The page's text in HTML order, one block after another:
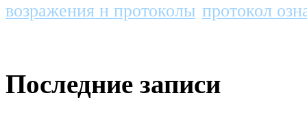
возражения н протоколы протокол
Последние записи